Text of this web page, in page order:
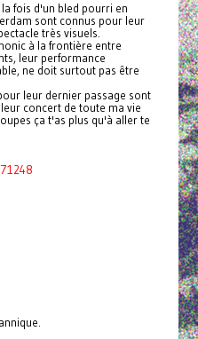
fois d'un bled pourri en
sont connus pour leur
très visuels.
à la frontière entre
leur performance
ne doit surtout pas être
leur dernier passage sont
concert de toute ma vie
ça t'as plus qu'à aller te